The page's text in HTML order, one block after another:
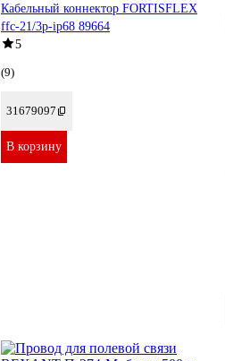
Кабельный коннектор FORTISFLEX
ffc-21/3р-ip68 89664
5
(9)
31679097
В корзину